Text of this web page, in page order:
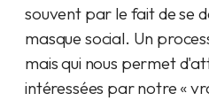
souvent par le fait de se
masque social. Un
mais qui nous permet
intéressées par notre «